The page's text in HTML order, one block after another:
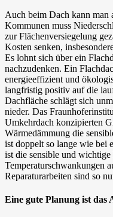
Auch beim Dach kann man
Kommunen muss
zur Flächenversiegelung
Kosten senken,
Es lohnt sich über ein
nachzudenken. Ein
energieeffizient und
langfristig positiv auf die
Dachfläche schlägt sich
nieder. Das
Umkehrdach konzipierten
Wärmedämmung die
ist doppelt so lange wie bei
ist die sensible und
Temperaturschwankungen
Reparaturarbeiten sind so
Eine gute Planung ist das